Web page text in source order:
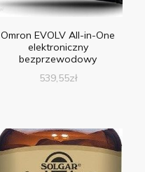
Omron EVOLV All-in-One
elektroniczny
bezprzewodowy
539,55zł